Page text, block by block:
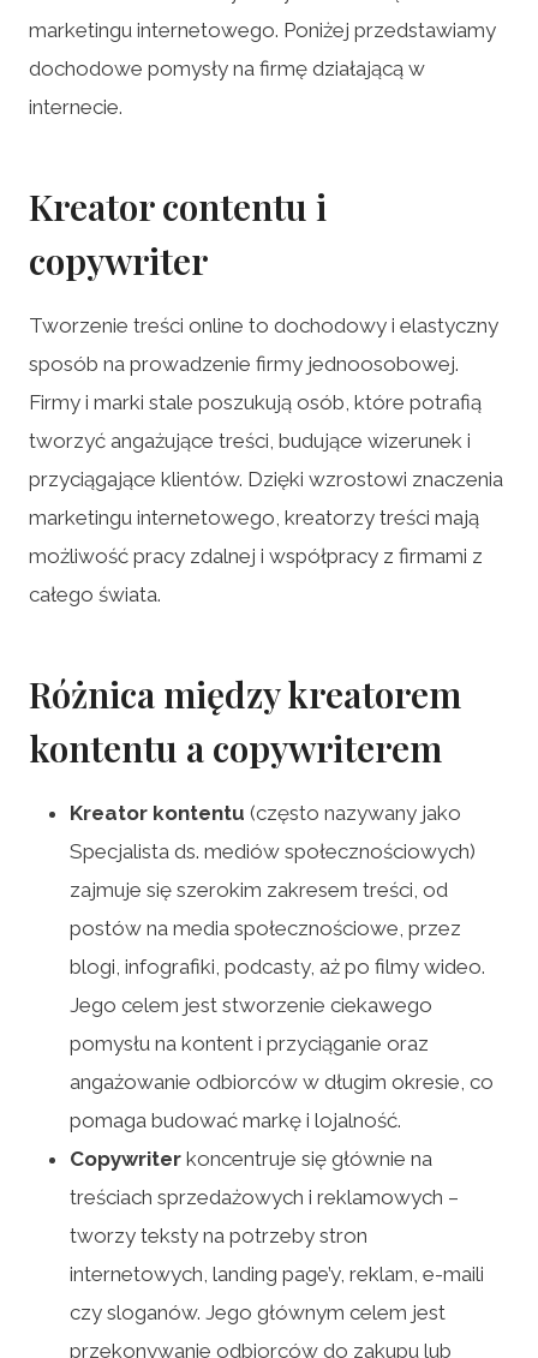
marketingu internetowego. Poniżej przedstawiamy
dochodowe pomysły na firmę działającą w
internecie.
Kreator contentu i
copywriter
Tworzenie treści online to dochodowy i elastyczny
sposób na prowadzenie firmy jednoosobowej.
Firmy i marki stale poszukują osób, które potrafią
tworzyć angażujące treści, budujące wizerunek i
przyciągające klientów. Dzięki wzrostowi znaczenia
marketingu internetowego, kreatorzy treści mają
możliwość pracy zdalnej i współpracy z firmami z
całego świata.
Różnica między kreatorem
kontentu a copywriterem
Kreator kontentu (często nazywany jako
Specjalista ds. mediów społecznościowych)
zajmuje się szerokim zakresem treści, od
postów na media społecznościowe, przez
blogi, infografiki, podcasty, aż po filmy wideo.
Jego celem jest stworzenie ciekawego
pomysłu na kontent i przyciąganie oraz
angażowanie odbiorców w długim okresie, co
pomaga budować markę i lojalność.
Copywriter koncentruje się głównie na
treściach sprzedażowych i reklamowych –
tworzy teksty na potrzeby stron
internetowych, landing page’y, reklam, e-maili
czy sloganów. Jego głównym celem jest
przekonywanie odbiorców do zakupu lub